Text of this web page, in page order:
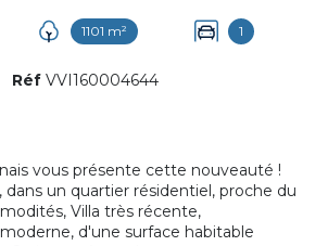
1101 m² 1
Réf VVI160004644
vous présente cette nouveauté !
dans un quartier résidentiel, proche du
Villa très récente,
d'une surface habitable